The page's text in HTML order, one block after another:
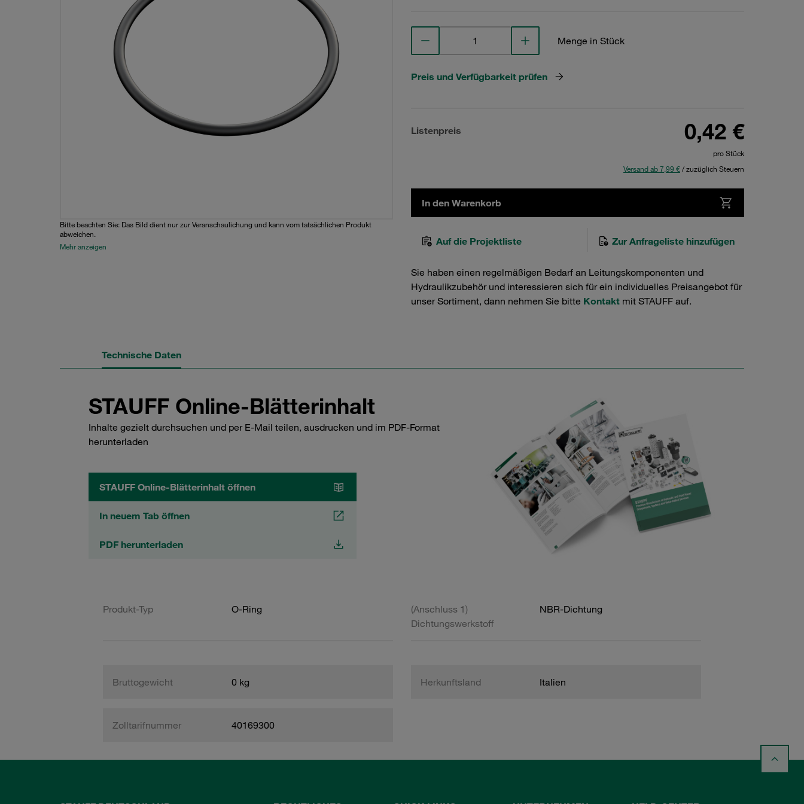
Bitte beachten Sie: Das Bild dient nur zur Veranschaulichung und kann vom tatsächlichen Produkt
abweichen.
Mehr anzeigen
Menge in Stück
Preis und Verfügbarkeit prüfen
Listenpreis 0,42 €
pro Stück
Versand ab 7,99 €/ zuzüglich Steuern
In den Warenkorb
Auf die Projektliste Zur Anfrageliste hinzufügen
Sie haben einen regelmäßigen Bedarf an Leitungskomponenten und
Hydraulikzubehör und interessieren sich für ein individuelles Preisangebot für
unser Sortiment, dann nehmen Sie bitte Kontakt mit STAUFF auf.
Technische Daten
STAUFF Online-Blätterinhalt
Inhalte gezielt durchsuchen und per E-Mail teilen, ausdrucken und im PDF-Format
herunterladen
STAUFF Online-Blätterinhalt öffnen
In neuem Tab öffnen
PDF herunterladen
Produkt-Typ O-Ring
(Anschluss 1)
Dichtungswerkstoff
NBR-Dichtung
Bruttogewicht 0 kg Herkunftsland Italien
Zolltarifnummer 40169300